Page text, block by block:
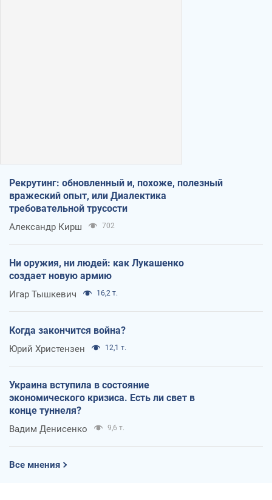
Рекрутинг: обновленный и, похоже, полезный
вражеский опыт, или Диалектика
требовательной трусости
Александр Кирш 702
Ни оружия, ни людей: как Лукашенко
создает новую армию
Игар Тышкевич 16,2 т.
Когда закончится война?
Юрий Христензен 12,1 т.
Украина вступила в состояние
экономического кризиса. Есть ли свет в
конце туннеля?
Вадим Денисенко 9,6 т.
Все мнения